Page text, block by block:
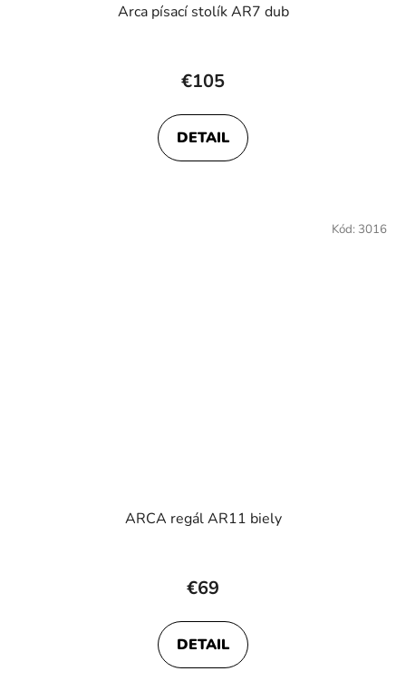
Arca písací stolík AR7 dub
€105
DETAIL
ARCA regál AR11 biely
€69
DETAIL
Kód: 3016